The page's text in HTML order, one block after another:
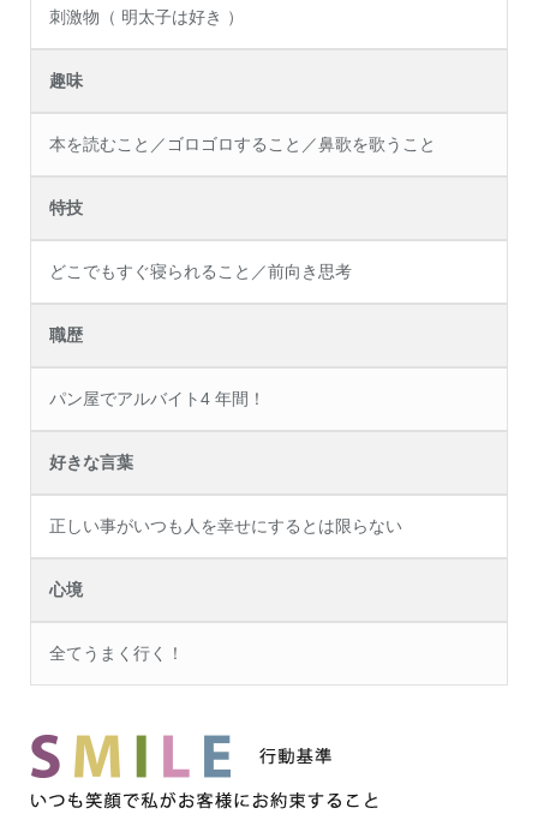
刺激物（ 明太子は好き ）
趣味
本を読むこと／ゴロゴロすること／鼻歌を歌うこと
特技
どこでもすぐ寝られること／前向き思考
職歴
パン屋でアルバイト4 年間！
好きな言葉
正しい事がいつも人を幸せにするとは限らない
心境
全てうまく行く！